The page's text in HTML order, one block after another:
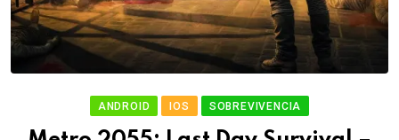
ANDROID IOS SOBREVIVENCIA